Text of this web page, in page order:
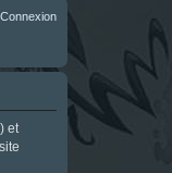
Connexion
et